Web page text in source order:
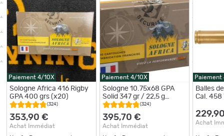
Paiement 4/10X
Sologne Africa 416 Rigby
GPA 400 grs (x20)
(324)
353,90 €
Achat Immédiat
Paiement 4/10X
Sologne 10.75x68 GPA
Solid 347 gr / 22,5 g
10.75x68 GPA Solid 347 gr
/ 22.5 g
(324)
395,70 €
Achat Immédiat
Paiement
Balles
Cal. 458
Achat